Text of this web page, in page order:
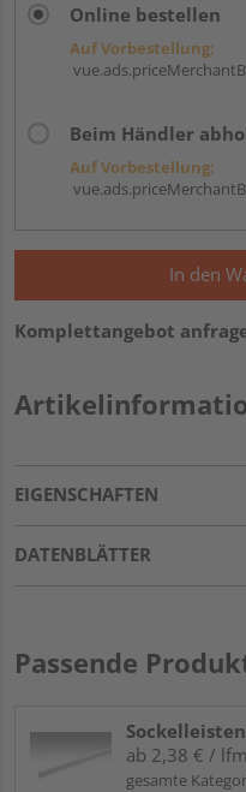
Online bestellen
Auf Vorbestellung:
Beim Händler
Auf Vorbestellung:
In den
Komplettangebot
EIGENSCHAFTEN
DATENBLÄTTER
Passende
Sockelleisten
ab 2,38 € / lfm
gesamte